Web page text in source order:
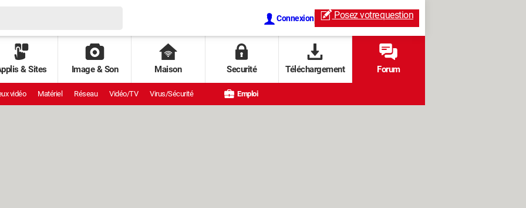
Connexion Posez votrequestion
& Sites Image & Son Maison Securité Téléchargement Forum
vidéo Matériel Réseau Vidéo/TV Virus/Sécurité Emploi